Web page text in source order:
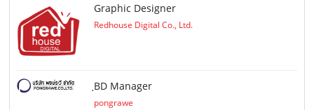
Graphic Designer
Redhouse Digital Co., Ltd.
ฺBD Manager
pongrawe